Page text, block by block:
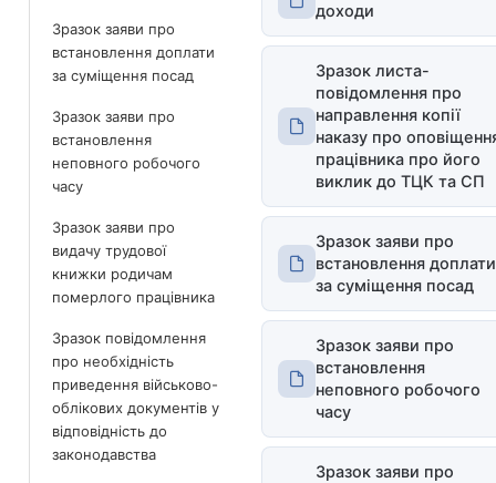
Зразок заяви про
встановлення доплати
за суміщення посад
Зразок заяви про
встановлення
неповного робочого
часу
Зразок заяви про
видачу трудової
книжки родичам
померлого працівника
Зразок повідомлення
про необхідність
приведення військово-
облікових документів у
відповідність до
законодавства
доходи
Зразок листа-
повідомлення про
направлення копії
наказу про
працівника про його
виклик до ТЦК та СП
Зразок заяви про
встановлення доплати
за суміщення посад
Зразок заяви про
встановлення
неповного робочого
часу
Зразок заяви про